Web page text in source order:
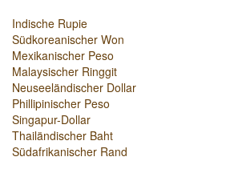
Indische Rupie
Südkoreanischer Won
Mexikanischer Peso
Malaysischer Ringgit
Neuseeländischer Dollar
Phillipinischer Peso
Singapur-Dollar
Thailändischer Baht
Südafrikanischer Rand